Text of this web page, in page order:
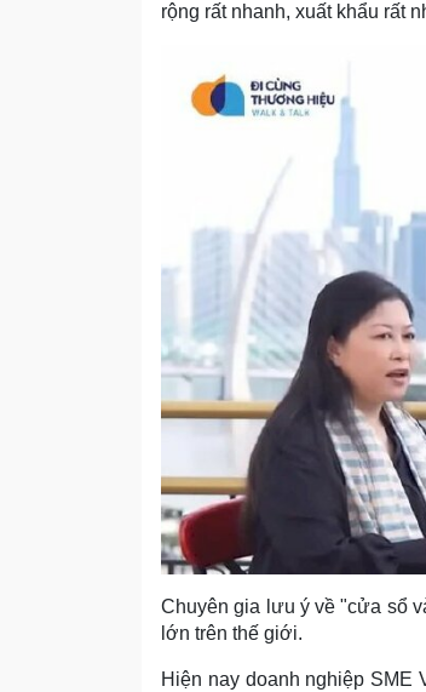
rộng rất nhanh, xuất khẩu rất
Chuyên gia lưu ý về "cửa sổ
lớn trên thế giới.
Hiện nay doanh nghiệp SME